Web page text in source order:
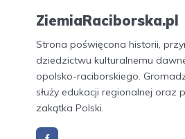
ZiemiaRaciborska.pl
Strona poświęcona historii,
dziedzictwu kulturalnemu
opolsko-raciborskiego.
służy edukacji regionalnej oraz
zakątka Polski.